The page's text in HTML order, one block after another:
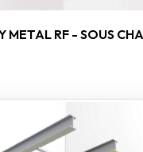
METAL RF - SOUS